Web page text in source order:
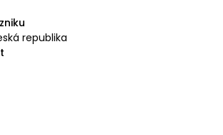
republika